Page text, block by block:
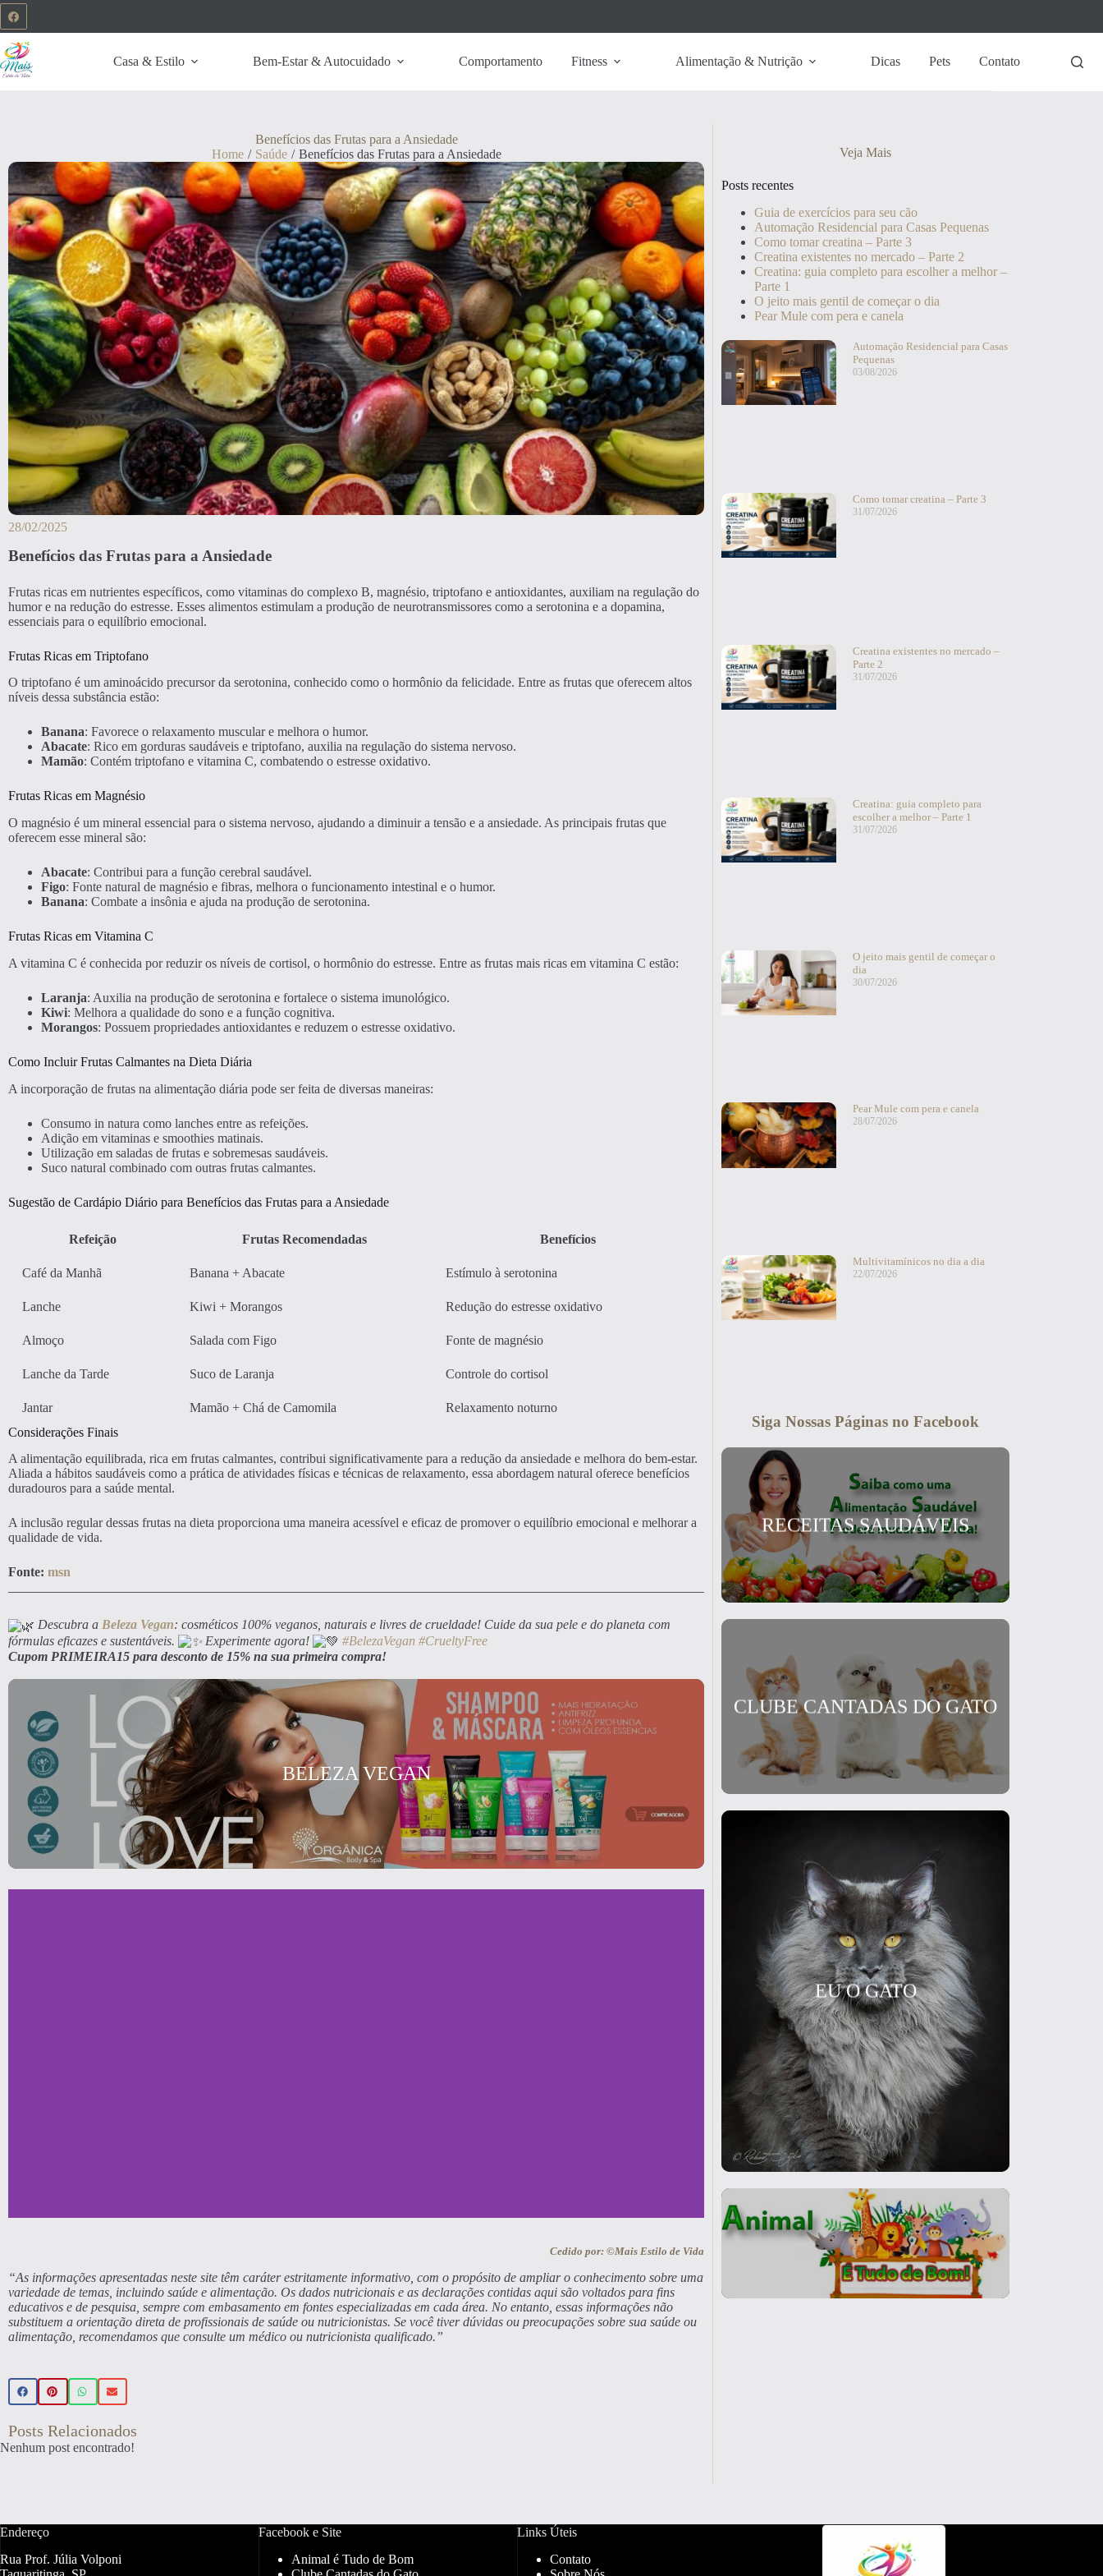
Casa & Estilo Bem-Estar & Autocuidado Comportamento Fitness Alimentação & Nutrição Dicas Pets Contato
Benefícios das Frutas para a Ansiedade
Home / Saúde / Benefícios das Frutas para a Ansiedade
28/02/2025
Benefícios das Frutas para a Ansiedade
Frutas ricas em nutrientes específicos, como vitaminas do complexo B, magnésio, triptofano e antioxidantes, auxiliam na regulação do
humor e na redução do estresse. Esses alimentos estimulam a produção de neurotransmissores como a serotonina e a dopamina,
essenciais para o equilíbrio emocional.
Frutas Ricas em Triptofano
O triptofano é um aminoácido precursor da serotonina, conhecido como o hormônio da felicidade. Entre as frutas que oferecem altos
níveis dessa substância estão:
Banana: Favorece o relaxamento muscular e melhora o humor.
Abacate: Rico em gorduras saudáveis e triptofano, auxilia na regulação do sistema nervoso.
Mamão: Contém triptofano e vitamina C, combatendo o estresse oxidativo.
Frutas Ricas em Magnésio
O magnésio é um mineral essencial para o sistema nervoso, ajudando a diminuir a tensão e a ansiedade. As principais frutas que
oferecem esse mineral são:
Abacate: Contribui para a função cerebral saudável.
Figo: Fonte natural de magnésio e fibras, melhora o funcionamento intestinal e o humor.
Banana: Combate a insônia e ajuda na produção de serotonina.
Frutas Ricas em Vitamina C
A vitamina C é conhecida por reduzir os níveis de cortisol, o hormônio do estresse. Entre as frutas mais ricas em vitamina C estão:
Laranja: Auxilia na produção de serotonina e fortalece o sistema imunológico.
Kiwi: Melhora a qualidade do sono e a função cognitiva.
Morangos: Possuem propriedades antioxidantes e reduzem o estresse oxidativo.
Como Incluir Frutas Calmantes na Dieta Diária
A incorporação de frutas na alimentação diária pode ser feita de diversas maneiras:
Consumo in natura como lanches entre as refeições.
Adição em vitaminas e smoothies matinais.
Utilização em saladas de frutas e sobremesas saudáveis.
Suco natural combinado com outras frutas calmantes.
Sugestão de Cardápio Diário para Benefícios das Frutas para a Ansiedade
Refeição Frutas Recomendadas Benefícios
Café da Manhã Banana + Abacate Estímulo à serotonina
Lanche Kiwi + Morangos Redução do estresse oxidativo
Almoço Salada com Figo Fonte de magnésio
Lanche da Tarde Suco de Laranja Controle do cortisol
Jantar Mamão + Chá de Camomila
Relaxamento noturno
Considerações Finais
A alimentação equilibrada, rica em frutas calmantes, contribui significativamente para a redução da ansiedade e melhora do bem-estar.
Aliada a hábitos saudáveis como a prática de atividades físicas e técnicas de relaxamento, essa abordagem natural oferece benefícios
duradouros para a saúde mental.
A inclusão regular dessas frutas na dieta proporciona uma maneira acessível e eficaz de promover o equilíbrio emocional e melhorar a
qualidade de vida.
Fonte: msn
Descubra a Beleza Vegan: cosméticos 100% veganos, naturais e livres de crueldade! Cuide da sua pele e do planeta com
fórmulas eficazes e sustentáveis.
Experimente agora! #BelezaVegan #CrueltyFree
Cupom PRIMEIRA15 para desconto de 15% na sua primeira compra!
BELEZA VEGAN
Beleza Vegan
🌿 Realce sua beleza de forma natural! Conheça nossos produtos de
beleza veganos 💚 Use o cupom PRIMEIRA15 e ganhe 15% OFF na
Cedido por: ©Mais Estilo de Vida
“As informações apresentadas neste site têm caráter estritamente informativo, com o propósito de ampliar o conhecimento sobre uma
variedade de temas, incluindo saúde e alimentação. Os dados nutricionais e as declarações contidas aqui são voltados para fins
educativos e de pesquisa, sempre com embasamento em fontes especializadas em cada área. No entanto, essas informações não
substituem a orientação direta de profissionais de saúde ou nutricionistas. Se você tiver dúvidas ou preocupações sobre sua saúde ou
alimentação, recomendamos que consulte um médico ou nutricionista qualificado.”
Posts Relacionados
Nenhum post encontrado!
Veja Mais
Posts recentes
Guia de exercícios para seu cão
Automação Residencial para Casas Pequenas
Como tomar creatina – Parte 3
Creatina existentes no mercado – Parte 2
Creatina: guia completo para escolher a melhor –
Parte 1
O jeito mais gentil de começar o dia
Pear Mule com pera e canela
Automação Residencial para Casas
Pequenas
03/08/2026
Como tomar creatina – Parte 3
31/07/2026
Creatina existentes no mercado –
Parte 2
31/07/2026
Creatina: guia completo para
escolher a melhor – Parte 1
31/07/2026
O jeito mais gentil de começar o
dia
30/07/2026
Pear Mule com pera e canela
28/07/2026
Multivitamínicos no dia a dia
22/07/2026
Siga Nossas Páginas no Facebook
RECEITAS SAUDÁVEIS
CLUBE CANTADAS DO GATO
EU O GATO
Endereço
Rua Prof. Júlia Volponi
Facebook e Site
Animal é Tudo de Bom
Links Úteis
Contato